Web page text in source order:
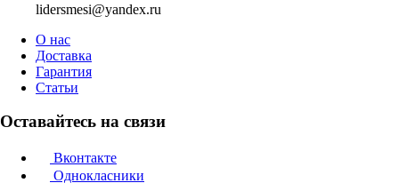
lidersmesi@yandex.ru
О нас
Доставка
Гарантия
Статьи
Оставайтесь на связи
Вконтакте
Однокласники